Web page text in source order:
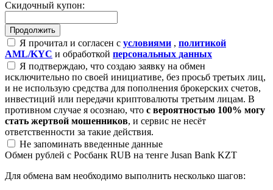
Скидочный купон:
Я прочитал и согласен с условиями , политикой
AML/KYC и обработкой персональных данных
Я подтверждаю, что создаю заявку на обмен
исключительно по своей инициативе, без просьб третьих лиц,
и не использую средства для пополнения брокерских счетов,
инвестиций или передачи криптовалюты третьим лицам. В
противном случае я осознаю, что с вероятностью 100% могу
стать жертвой мошенников, и сервис не несёт
ответственности за такие действия.
Не запоминать введенные данные
Обмен рублей с Росбанк RUB на тенге Jusan Bank KZT
Для обмена вам необходимо выполнить несколько шагов: